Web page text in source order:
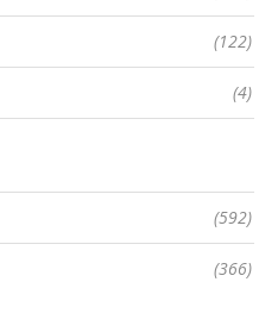
(122)
(4)
(592)
(366)